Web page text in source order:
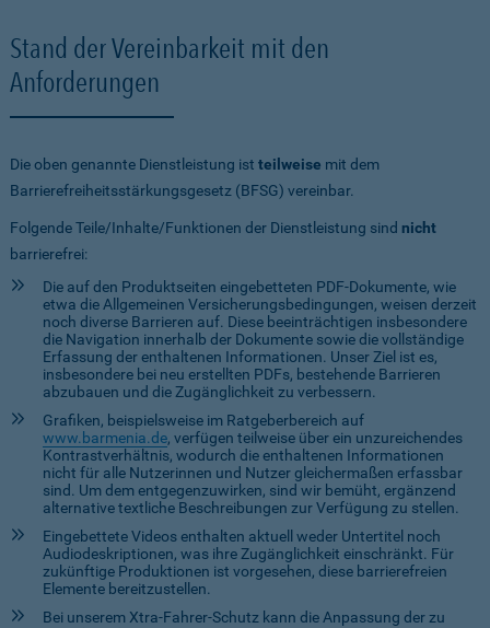
Stand der Vereinbarkeit mit den
Anforderungen
Die oben genannte Dienstleistung ist teilweise mit dem
Barrierefreiheitsstärkungsgesetz (BFSG) vereinbar.
Folgende Teile/Inhalte/Funktionen der Dienstleistung sind nicht
barrierefrei:
Die auf den Produktseiten eingebetteten PDF-Dokumente, wie
etwa die Allgemeinen Versicherungsbedingungen, weisen derzeit
noch diverse Barrieren auf. Diese beeinträchtigen insbesondere
die Navigation innerhalb der Dokumente sowie die vollständige
Erfassung der enthaltenen Informationen. Unser Ziel ist es,
insbesondere bei neu erstellten PDFs, bestehende Barrieren
abzubauen und die Zugänglichkeit zu verbessern.
Grafiken, beispielsweise im Ratgeberbereich auf
www.barmenia.de, verfügen teilweise über ein unzureichendes
Kontrastverhältnis, wodurch die enthaltenen Informationen
nicht für alle Nutzerinnen und Nutzer gleichermaßen erfassbar
sind. Um dem entgegenzuwirken, sind wir bemüht, ergänzend
alternative textliche Beschreibungen zur Verfügung zu stellen.
Eingebettete Videos enthalten aktuell weder Untertitel noch
Audiodeskriptionen, was ihre Zugänglichkeit einschränkt. Für
zukünftige Produktionen ist vorgesehen, diese barrierefreien
Elemente bereitzustellen.
Bei unserem Xtra-Fahrer-Schutz kann die Anpassung der zu